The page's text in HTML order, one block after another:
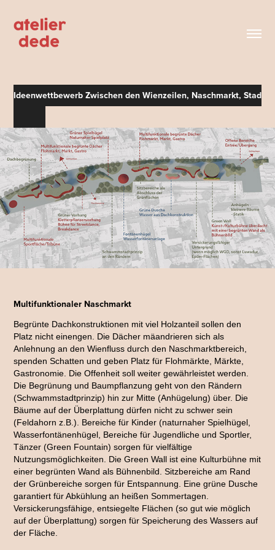
Ideenwettbewerb Zwischen den Wienzeilen, Naschmarkt, Stadt
Multifunktionaler Naschmarkt
Begrünte Dachkonstruktionen mit viel Holzanteil sollen den
Platz nicht einengen. Die Dächer mäandrieren sich als
Anlehnung an den Wienfluss durch den Naschmarktbereich,
spenden Schatten und geben Platz für Flohmärkte, Märkte,
Gastronomie. Die Offenheit soll weiter gewährleistet werden.
Die Begrünung und Baumpflanzung geht von den Rändern
(Schwammstadtprinzip) hin zur Mitte (Anhügelung) über. Die
Bäume auf der Überplattung dürfen nicht zu schwer sein
(Feldahorn z.B.). Bereiche für Kinder (naturnaher Spielhügel,
Wasserfontänenhügel , Bereiche für Jugendliche und Sportler,
Tänzer (Green Fountain) sorgen für vielfältige
Nutzungsmöglichkeiten. Die Green Wall ist eine Kulturbühne mit
einer begrünten Wand als Bühnenbild. Sitzbereiche am Rand
der Grünbereiche sorgen für Entspannung. Eine grüne Dusche
garantiert für Abkühlung an heißen Sommertagen.
Versickerungsfähige, entsiegelte Flächen (so gut wie möglich
auf der Überplattung) sorgen für Speicherung des Wassers auf
der Fläche.